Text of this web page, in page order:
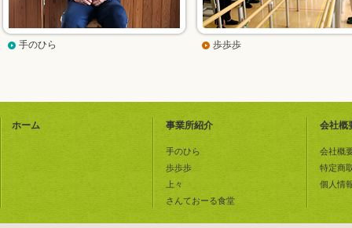
手のひら 歩歩歩
ホーム 事業所紹介
手のひら
歩歩歩
上々
さんておーる食堂
会社概
会社概
特定商
個人情